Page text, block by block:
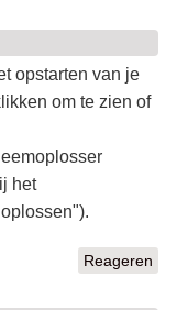
opstarten van je
om te zien of
het
Reageren